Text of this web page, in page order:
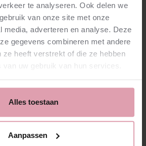
te analyseren. Ook delen we
van onze site met onze
media, adverteren en analyse. Deze
gegevens combineren met andere
ze heeft verstrekt of die ze hebben
van uw gebruik van hun services.
Alles toestaan
Aanpassen
Vereeniging, Nijmegen
plt/openingstijden-
orchestras?
more about the options to donate